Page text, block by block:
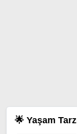
🌟 Yaşam